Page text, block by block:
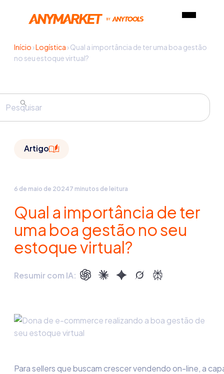
Início ›Logística ›Qual a importância de ter uma boa gestão
no seu estoque virtual?
Artigo
6 de maio de 20247 minutos de leitura
Qual a importância de ter
uma boa gestão no seu
estoque virtual?
Resumir com IA:
Para sellers que buscam crescer vendendo on-line, a